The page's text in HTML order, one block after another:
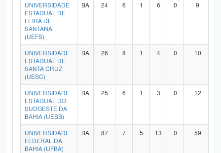
UNIVERSIDADE
ESTADUAL DE
FEIRA DE
SANTANA
(UEFS)
BA 24 6 1 6 0 9
UNIVERSIDADE
ESTADUAL DE
SANTA CRUZ
(UESC)
BA 26 8 1 4 0 10
UNIVERSIDADE
ESTADUAL DO
SUDOESTE DA
BAHIA (UESB)
BA 25 6 1 3 0 12
UNIVERSIDADE
FEDERAL DA
BAHIA (UFBA)
BA 87 7 5 13 0 59